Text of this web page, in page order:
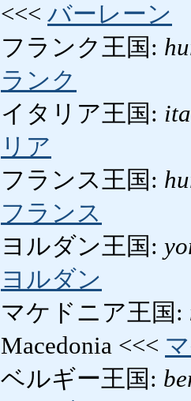
<<< バーレーン
フランク王国:
ランク
イタリア王国:
リア
フランス王国:
フランス
ヨルダン王国:
ヨルダン
マケドニア王国:
Macedonia <<<
ベルギー王国: